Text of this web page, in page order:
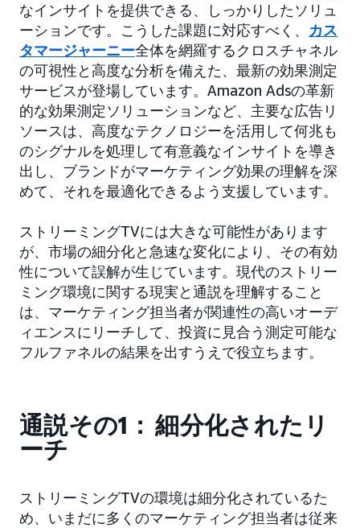
なインサイトを提供できる、しっかりしたソリュ
ーションです。こうした課題に対応すべく、 カス
タマージャーニー全体を網羅するクロスチャネル
の可視性と高度な分析を備えた、最新の効果測定
サービスが登場しています。Amazon Adsの革新
的な効果測定ソリューションなど、主要な広告リ
ソースは、高度なテクノロジーを活用して何兆も
のシグナルを処理して有意義なインサイトを導き
出し、ブランドがマーケティング効果の理解を深
めて、それを最適化できるよう支援しています。
ストリーミングTVには大きな可能性があります
が、市場の細分化と急速な変化により、その有効
性について誤解が生じています。現代のストリー
ミング環境に関する現実と通説を理解すること
は、マーケティング担当者が関連性の高いオーデ
ィエンスにリーチして、投資に見合う測定可能な
フルファネルの結果を出すうえで役立ちます。
通説その1： 細分化されたリ
ーチ
ストリーミングTVの環境は細分化されているた
め、いまだに多くのマーケティング担当者は従来